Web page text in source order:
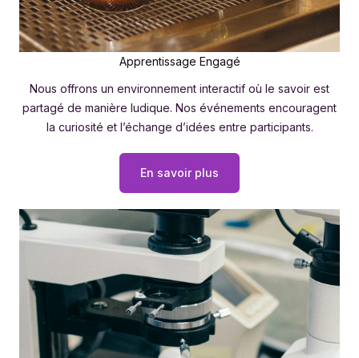
Apprentissage Engagé
Nous offrons un environnement interactif où le savoir est
partagé de manière ludique. Nos événements encouragent
la curiosité et l’échange d’idées entre participants.
En savoir plus